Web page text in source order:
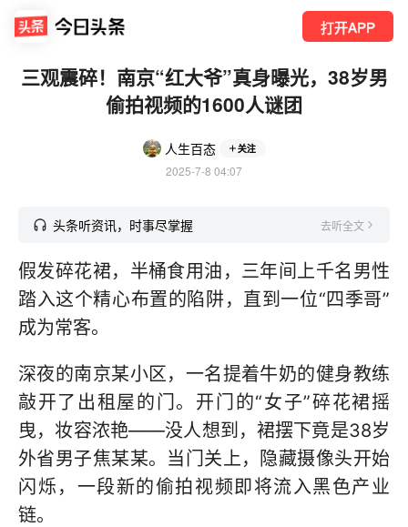
打开APP
三观震碎！南京“红大爷”真身曝光，38岁男
偷拍视频的1600人谜团
人生百态 关注
2025-7-8 04:07
头条听资讯，时事尽掌握 去听全文
假发碎花裙，半桶食用油，三年间上千名男性
踏入这个精心布置的陷阱，直到一位“四季哥”
成为常客。
深夜的南京某小区，一名提着牛奶的健身教练
敲开了出租屋的门。开门的“女子”碎花裙摇
曳，妆容浓艳——没人想到，裙摆下竟是38岁
外省男子焦某某。当门关上，隐藏摄像头开始
闪烁，一段新的偷拍视频即将流入黑色产业
链。